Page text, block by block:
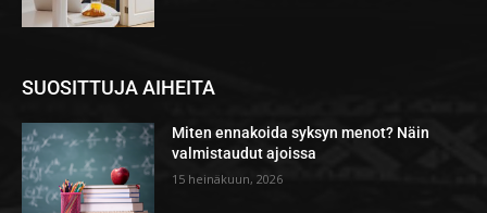
SUOSITTUJA AIHEITA
Miten ennakoida syksyn menot? Näin
valmistaudut ajoissa
15 heinäkuun, 2026